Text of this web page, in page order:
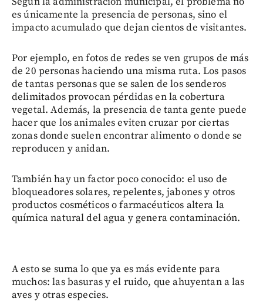
es únicamente la presencia de personas, sino el
impacto acumulado que dejan cientos de visitantes.
Por ejemplo, en fotos de redes se ven grupos de más
de 20 personas haciendo una misma ruta. Los pasos
de tantas personas que se salen de los senderos
delimitados provocan pérdidas en la cobertura
vegetal. Además, la presencia de tanta gente puede
hacer que los animales eviten cruzar por ciertas
zonas donde suelen encontrar alimento o donde se
reproducen y anidan.
También hay un factor poco conocido: el uso de
bloqueadores solares, repelentes, jabones y otros
productos cosméticos o farmacéuticos altera la
química natural del agua y genera contaminación.
A esto se suma lo que ya es más evidente para
muchos: las basuras y el ruido, que ahuyentan a las
aves y otras especies.